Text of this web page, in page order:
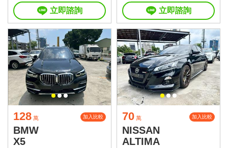
立即諮詢 立即諮詢
128 萬 加入比較
BMW
X5
70 萬 加入比較
NISSAN
ALTIMA